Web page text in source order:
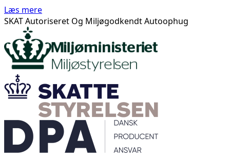
Læs mere
SKAT Autoriseret Og Miljøgodkendt Autoophug